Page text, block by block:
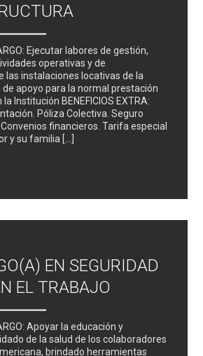
Ejecutar labores de gestión,
operativas y de
las instalaciones locativas de la
de apoyo para la normal prestación
Institución BENEFICIOS EXTRA:
Póliza Colectiva. Seguro
financieros. Tarifa especial
y su familia […]
EN SEGURIDAD
EL TRABAJO
Apoyar la educación y
de la salud de los colaboradores
brindado herramientas